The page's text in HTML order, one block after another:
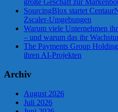
große Geschäft zur
SourcingBlox startet
Zscaler-Umgebungen
Warum viele Unternehmen
– und warum das ihr
The Payments Group
ihren AI-Projekten
Archiv
August 2026
Juli 2026